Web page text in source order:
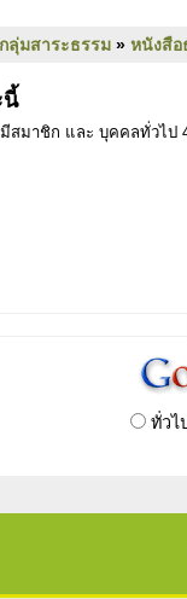
กลุ่มสาระธรรม » หนังสือ
นี้
สมาชิก และ บุคคลทั่วไป
ทั่วไป